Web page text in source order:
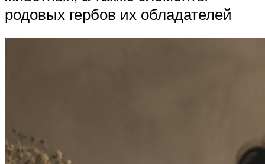
родовых гербов их обладателей